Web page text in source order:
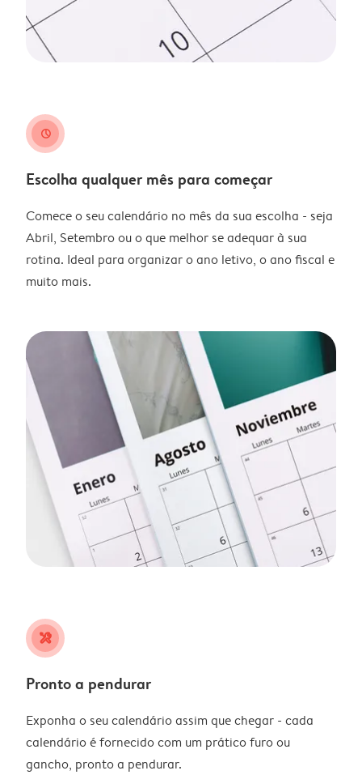
clock
Escolha qualquer mês para começar
Comece o seu calendário no mês da sua escolha - seja
Abril, Setembro ou o que melhor se adequar à sua
rotina. Ideal para organizar o ano letivo, o ano fiscal e
muito mais.
tools
Pronto a pendurar
Exponha o seu calendário assim que chegar - cada
calendário é fornecido com um prático furo ou
gancho, pronto a pendurar.